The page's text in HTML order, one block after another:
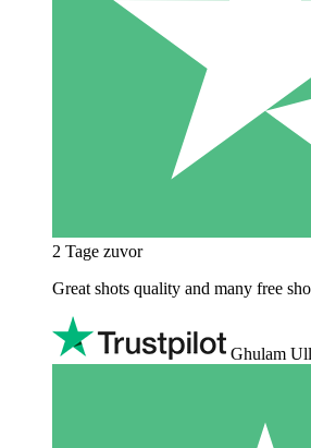
2 Tage zuvor
Great shots quality and many free
Ghulam